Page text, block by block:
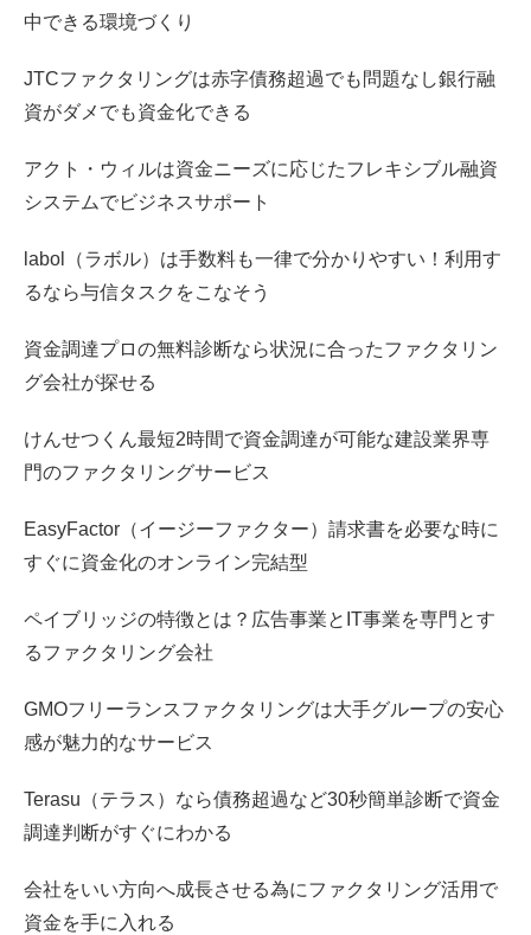
中できる環境づくり
JTCファクタリングは赤字債務超過でも問題なし銀行融
資がダメでも資金化できる
アクト・ウィルは資金ニーズに応じたフレキシブル融資
システムでビジネスサポート
labol（ラボル）は手数料も一律で分かりやすい！利用す
るなら与信タスクをこなそう
資金調達プロの無料診断なら状況に合ったファクタリン
グ会社が探せる
けんせつくん最短2時間で資金調達が可能な建設業界専
門のファクタリングサービス
EasyFactor（イージーファクター）請求書を必要な時に
すぐに資金化のオンライン完結型
ペイブリッジの特徴とは？広告事業とIT事業を専門とす
るファクタリング会社
GMOフリーランスファクタリングは大手グループの安心
感が魅力的なサービス
Terasu（テラス）なら債務超過など30秒簡単診断で資金
調達判断がすぐにわかる
会社をいい方向へ成長させる為にファクタリング活用で
資金を手に入れる